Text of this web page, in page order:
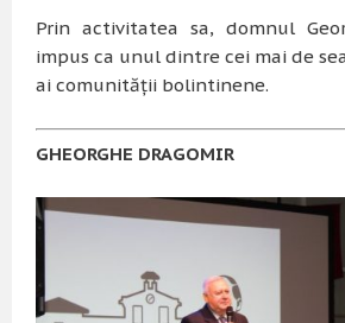
Prin activitatea sa, domnul
impus ca unul dintre cei mai de
ai comunităţii bolintinene.
GHEORGHE DRAGOMIR